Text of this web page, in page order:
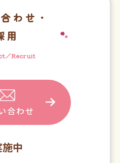
わせ・
用
／Recruit
合わせ
中